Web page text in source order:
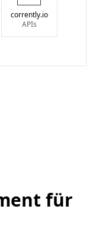
corrently.io
APIs
für